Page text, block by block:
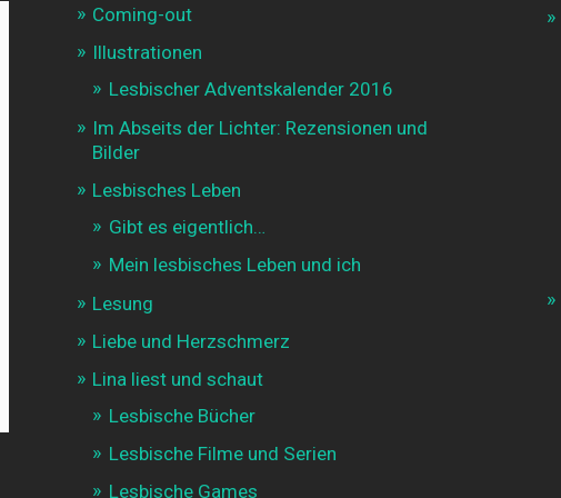
Coming-out
Illustrationen
Lesbischer Adventskalender 2016
Im Abseits der Lichter: Rezensionen und
Bilder
Lesbisches Leben
Gibt es eigentlich…
Mein lesbisches Leben und ich
Lesung
Liebe und Herzschmerz
Lina liest und schaut
Lesbische Bücher
Lesbische Filme und Serien
Lesbische Games